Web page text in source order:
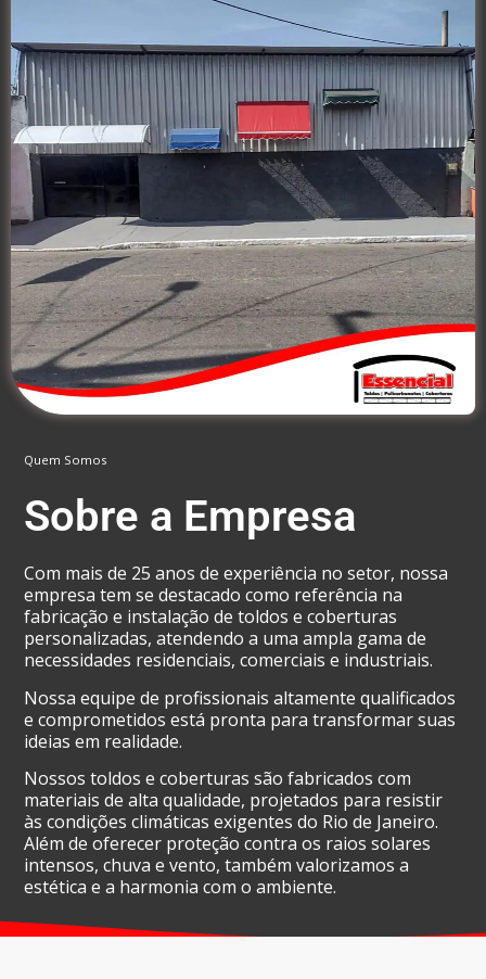
Quem Somos
Sobre a Empresa
Com mais de 25 anos de experiência no setor, nossa
empresa tem se destacado como referência na
fabricação e instalação de toldos e coberturas
personalizadas, atendendo a uma ampla gama de
necessidades residenciais, comerciais e industriais.
Nossa equipe de profissionais altamente qualificados
e comprometidos está pronta para transformar suas
ideias em realidade.
Nossos toldos e coberturas são fabricados com
materiais de alta qualidade, projetados para resistir
às condições climáticas exigentes do Rio de Janeiro.
Além de oferecer proteção contra os raios solares
intensos, chuva e vento, também valorizamos a
estética e a harmonia com o ambiente.